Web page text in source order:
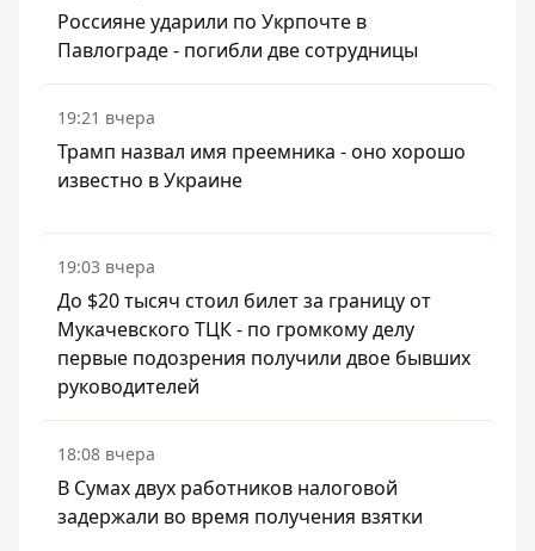
Россияне ударили по Укрпочте в
Павлограде - погибли две сотрудницы
19:21 вчера
Трамп назвал имя преемника - оно хорошо
известно в Украине
19:03 вчера
До $20 тысяч стоил билет за границу от
Мукачевского ТЦК - по громкому делу
первые подозрения получили двое бывших
руководителей
18:08 вчера
В Сумах двух работников налоговой
задержали во время получения взятки